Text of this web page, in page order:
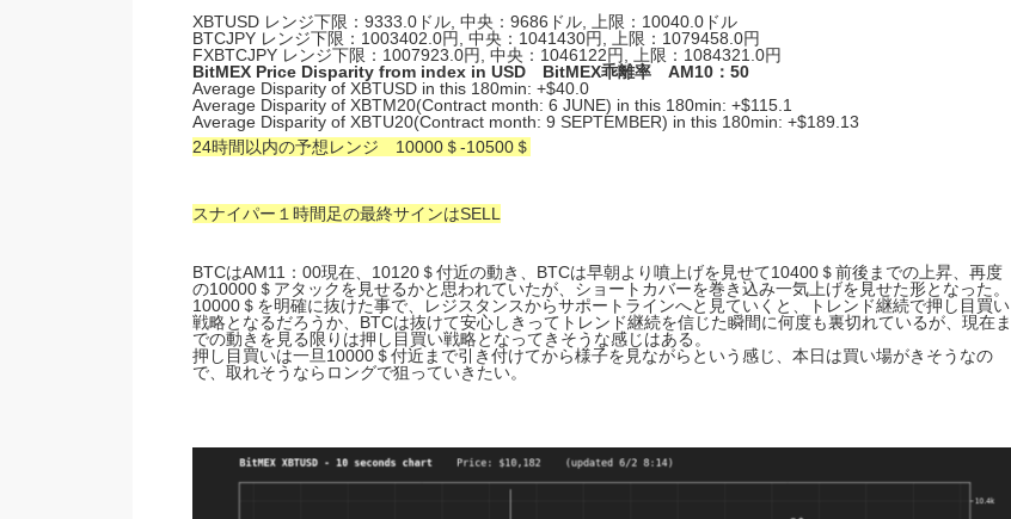
XBTUSD レンジ下限：9333.0ドル, 中央：9686ドル, 上限：10040.0ドル
BTCJPY レンジ下限：1003402.0円, 中央：1041430円, 上限：1079458.0円
FXBTCJPY レンジ下限：1007923.0円, 中央：1046122円, 上限：1084321.0円
BitMEX Price Disparity from index in USD BitMEX乖離率 AM10：50
Average Disparity of XBTUSD in this 180min: +$40.0
Average Disparity of XBTM20(Contract month: 6 JUNE) in this 180min: +$115.1
Average Disparity of XBTU20(Contract month: 9 SEPTEMBER) in this 180min: +$189.13
24時間以内の予想レンジ 10000＄-10500＄
スナイパー１時間足の最終サインはSELL
BTCはAM11：00現在、10120＄付近の動き、BTCは早朝より噴上げを見せて10400＄前後までの上昇、再度
の10000＄アタックを見せるかと思われていたが、ショートカバーを巻き込み一気上げを見せた形となった。
10000＄を明確に抜けた事で、レジスタンスからサポートラインへと見ていくと、トレンド継続で押し目買い
戦略となるだろうか、BTCは抜けて安心しきってトレンド継続を信じた瞬間に何度も裏切れているが、現在ま
での動きを見る限りは押し目買い戦略となってきそうな感じはある。
押し目買いは一旦10000＄付近まで引き付けてから様子を見ながらという感じ、本日は買い場がきそうなの
で、取れそうならロングで狙っていきたい。